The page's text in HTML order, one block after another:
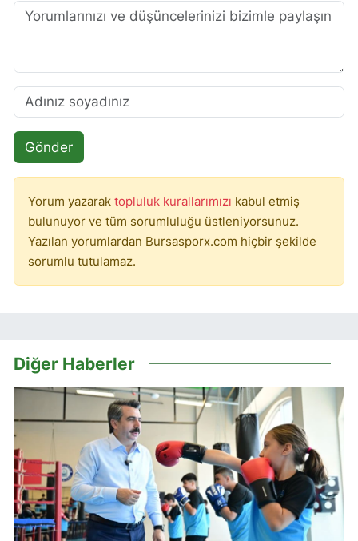
Gönder
Yorum yazarak topluluk kurallarımızı kabul etmiş
bulunuyor ve tüm sorumluluğu üstleniyorsunuz.
Yazılan yorumlardan Bursasporx.com hiçbir şekilde
sorumlu tutulamaz.
Diğer Haberler